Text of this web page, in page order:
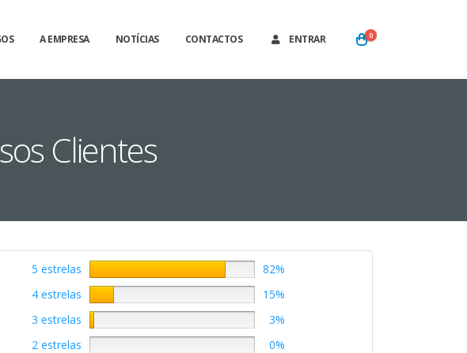
A EMPRESA NOTÍCIAS CONTACTOS ENTRAR 0
Clientes
5 estrelas
82%
4 estrelas
15%
3 estrelas
3%
2 estrelas
0%